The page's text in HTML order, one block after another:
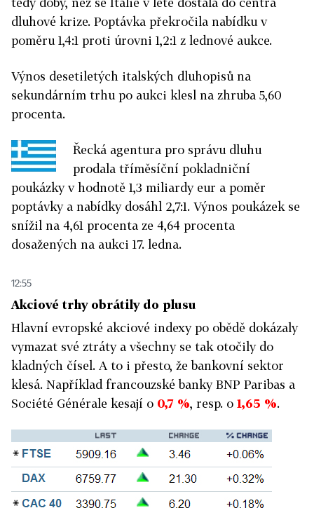
dluhové krize. Poptávka překročila nabídku v
poměru 1,4:1 proti úrovni 1,2:1 z lednové aukce.
Výnos desetiletých italských dluhopisů na
sekundárním trhu po aukci klesl na zhruba 5,60
procenta.
Řecká agentura pro správu dluhu
prodala tříměsíční pokladniční
poukázky v hodnotě 1,3 miliardy eur a poměr
poptávky a nabídky dosáhl 2,7:1. Výnos poukázek se
snížil na 4,61 procenta ze 4,64 procenta
dosažených na aukci 17. ledna.
12:55
Akciové trhy obrátily do plusu
Hlavní evropské akciové indexy po obědě dokázaly
vymazat své ztráty a všechny se tak otočily do
kladných čísel. A to i přesto, že bankovní sektor
klesá. Například francouzské banky BNP Paribas a
Société Générale kesají o 0,7 %, resp. o 1,65 %.